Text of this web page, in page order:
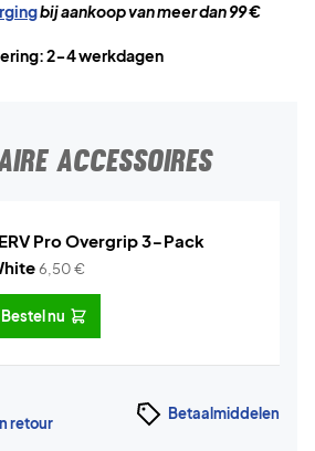
bij aankoop van meer dan 99 €
2-4 werkdagen
ACCESSOIRES
Pro Overgrip 3-Pack
6,50€
Bestel nu
retour
Betaalmiddelen